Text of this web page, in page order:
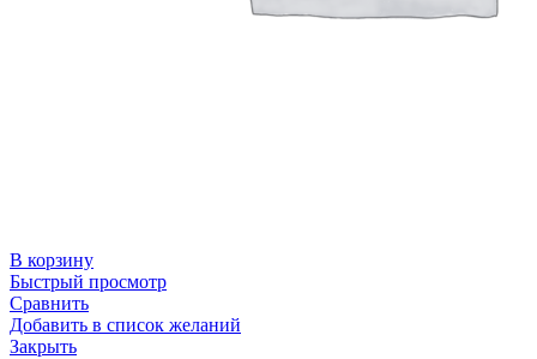
В корзину
Быстрый просмотр
Сравнить
Добавить в список желаний
Закрыть